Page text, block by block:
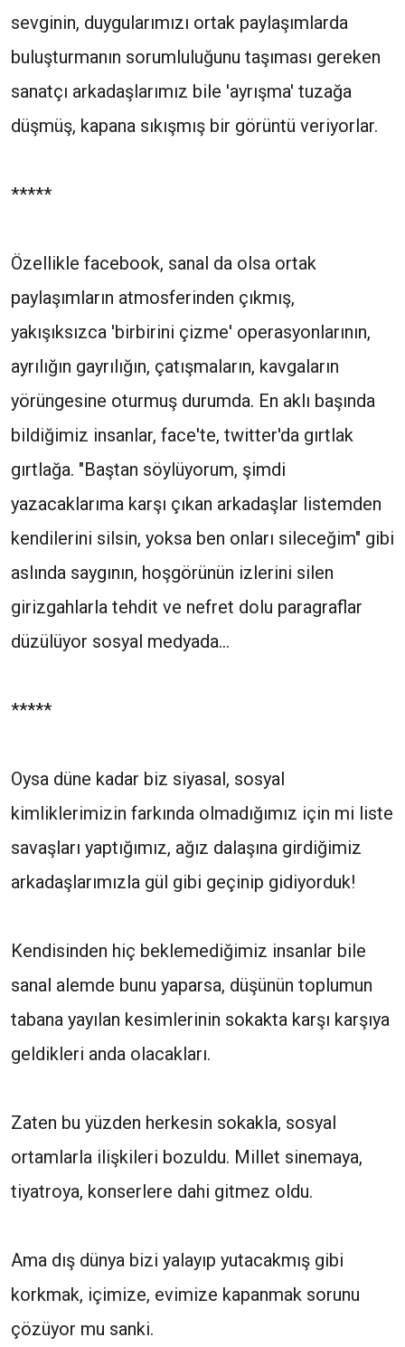
sevginin, duygularımızı ortak paylaşımlarda
buluşturmanın sorumluluğunu taşıması gereken
sanatçı arkadaşlarımız bile 'ayrışma' tuzağa
düşmüş, kapana sıkışmış bir görüntü veriyorlar.
*****
Özellikle facebook, sanal da olsa ortak
paylaşımların atmosferinden çıkmış,
yakışıksızca 'birbirini çizme' operasyonlarının,
ayrılığın gayrılığın, çatışmaların, kavgaların
yörüngesine oturmuş durumda. En aklı başında
bildiğimiz insanlar, face'te, twitter'da gırtlak
gırtlağa. "Baştan söylüyorum, şimdi
yazacaklarıma karşı çıkan arkadaşlar listemden
kendilerini silsin, yoksa ben onları sileceğim" gibi
aslında saygının, hoşgörünün izlerini silen
girizgahlarla tehdit ve nefret dolu paragraflar
düzülüyor sosyal medyada...
*****
Oysa düne kadar biz siyasal, sosyal
kimliklerimizin farkında olmadığımız için mi liste
savaşları yaptığımız, ağız dalaşına girdiğimiz
arkadaşlarımızla gül gibi geçinip gidiyorduk!
Kendisinden hiç beklemediğimiz insanlar bile
sanal alemde bunu yaparsa, düşünün toplumun
tabana yayılan kesimlerinin sokakta karşı karşıya
geldikleri anda olacakları.
Zaten bu yüzden herkesin sokakla, sosyal
ortamlarla ilişkileri bozuldu. Millet sinemaya,
tiyatroya, konserlere dahi gitmez oldu.
Ama dış dünya bizi yalayıp yutacakmış gibi
korkmak, içimize, evimize kapanmak sorunu
çözüyor mu sanki.